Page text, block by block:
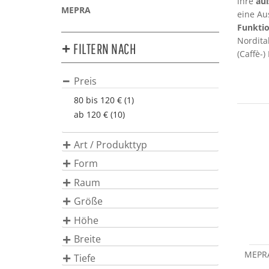
MEPRA
FILTERN NACH
Preis
80 bis 120 € (1)
ab 120 € (10)
Art / Produkttyp
Form
Raum
Größe
Höhe
Breite
Tiefe
eine
(Caffè-